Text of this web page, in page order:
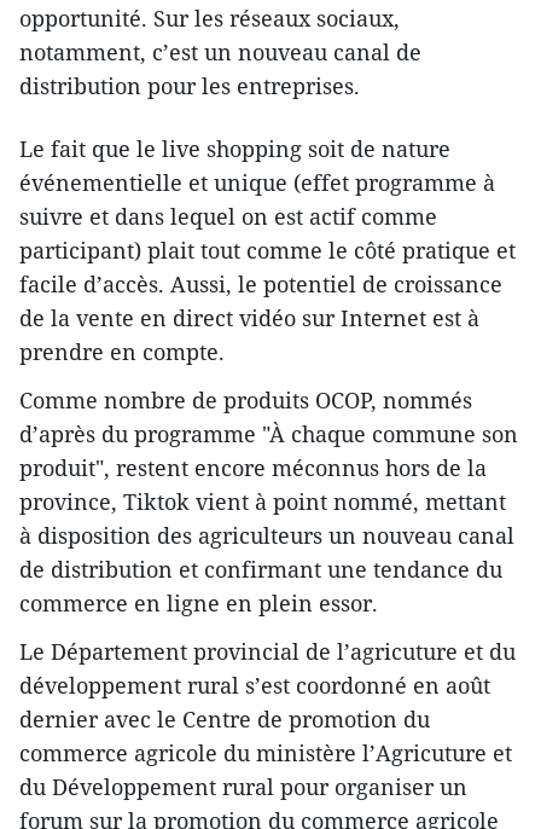
opportunité. Sur les réseaux sociaux,
notamment, c’est un nouveau canal de
distribution pour les entreprises.
Le fait que le live shopping soit de nature
événementielle et unique (effet programme à
suivre et dans lequel on est actif comme
participant) plait tout comme le côté pratique et
facile d’accès. Aussi, le potentiel de croissance
de la vente en direct vidéo sur Internet est à
prendre en compte.
Comme nombre de produits OCOP, nommés
d’après du programme "À chaque commune son
produit", restent encore méconnus hors de la
province, Tiktok vient à point nommé, mettant
à disposition des agriculteurs un nouveau canal
de distribution et confirmant une tendance du
commerce en ligne en plein essor.
Le Département provincial de l’agricuture et du
développement rural s’est coordonné en août
dernier avec le Centre de promotion du
commerce agricole du ministère l’Agricuture et
du Développement rural pour organiser un
forum sur la promotion du commerce agricole